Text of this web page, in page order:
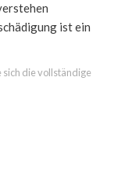
ist ein
sich die vollständige